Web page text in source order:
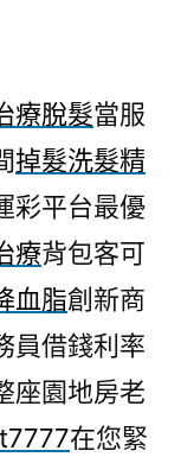
療脫髮當服
掉髮洗髮精
彩平台最優
療背包客可
血脂創新商
員借錢利率
座園地房老
在您緊